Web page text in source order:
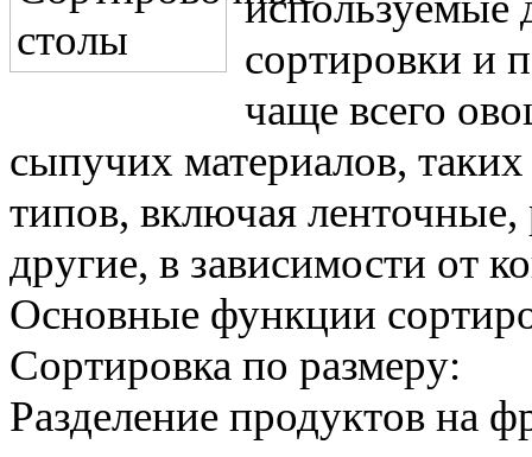
сортировки и
чаще всего
сыпучих материалов,
типов, включая
другие, в зависимости от
Основные функции
Сортировка по размеру:
Разделение продуктов на